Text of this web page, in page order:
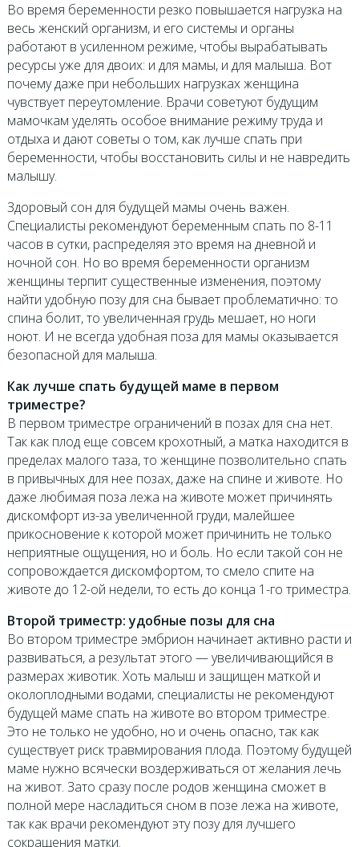
Во время беременности резко повышается нагрузка на
весь женский организм, и его системы и органы
работают в усиленном режиме, чтобы вырабатывать
ресурсы уже для двоих: и для мамы, и для малыша. Вот
почему даже при небольших нагрузках женщина
чувствует переутомление. Врачи советуют будущим
мамочкам уделять особое внимание режиму труда и
отдыха и дают советы о том, как лучше спать при
беременности, чтобы восстановить силы и не навредить
малышу.
Здоровый сон для будущей мамы очень важен.
Специалисты рекомендуют беременным спать по 8-11
часов в сутки, распределяя это время на дневной и
ночной сон. Но во время беременности организм
женщины терпит существенные изменения, поэтому
найти удобную позу для сна бывает проблематично: то
спина болит, то увеличенная грудь мешает, но ноги
ноют. И не всегда удобная поза для мамы оказывается
безопасной для малыша.
Как лучше спать будущей маме в первом
триместре?
В первом триместре ограничений в позах для сна нет.
Так как плод еще совсем крохотный, а матка находится в
пределах малого таза, то женщине позволительно спать
в привычных для нее позах, даже на спине и животе. Но
даже любимая поза лежа на животе может причинять
дискомфорт из-за увеличенной груди, малейшее
прикосновение к которой может причинить не только
неприятные ощущения, но и боль. Но если такой сон не
сопровождается дискомфортом, то смело спите на
животе до 12-ой недели, то есть до конца 1-го триместра.
Второй триместр: удобные позы для сна
Во втором триместре эмбрион начинает активно расти и
развиваться, а результат этого — увеличивающийся в
размерах животик. Хоть малыш и защищен маткой и
околоплодными водами, специалисты не рекомендуют
будущей маме спать на животе во втором триместре.
Это не только не удобно, но и очень опасно, так как
существует риск травмирования плода. Поэтому будущей
маме нужно всячески воздерживаться от желания лечь
на живот. Зато сразу после родов женщина сможет в
полной мере насладиться сном в позе лежа на животе,
так как врачи рекомендуют эту позу для лучшего
сокращения матки.